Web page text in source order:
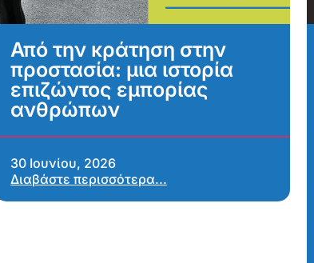
Από την κράτηση στην
προστασία: μια ιστορία
επιζώντος εμπορίας
ανθρώπων
30 Ιουνίου, 2026
Διαβάστε περισσότερα...